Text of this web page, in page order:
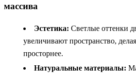
массива
Эстетика: Светлые оттенки
увеличивают пространство,
просторнее.
Натуральные материалы: